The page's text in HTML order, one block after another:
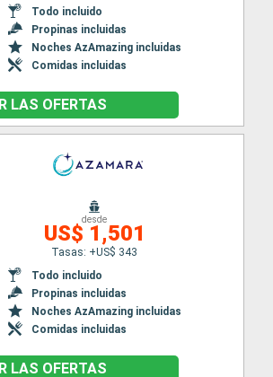
Todo incluido
Propinas incluidas
Noches AzAmazing incluidas
Comidas incluidas
LAS OFERTAS
desde
US$ 1,501
Tasas: +US$ 343
Todo incluido
Propinas incluidas
Noches AzAmazing incluidas
Comidas incluidas
LAS OFERTAS